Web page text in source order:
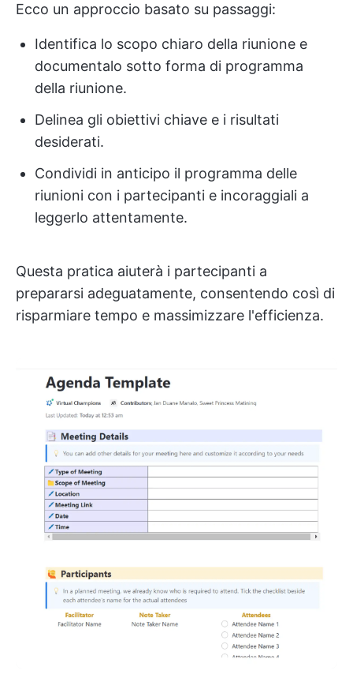
Ecco un approccio basato su passaggi:
Identifica lo scopo chiaro della riunione e
documentalo sotto forma di programma
della riunione.
Delinea gli obiettivi chiave e i risultati
desiderati.
Condividi in anticipo il programma delle
riunioni con i partecipanti e incoraggiali a
leggerlo attentamente.
Questa pratica aiuterà i partecipanti a
prepararsi adeguatamente, consentendo così di
risparmiare tempo e massimizzare l'efficienza.